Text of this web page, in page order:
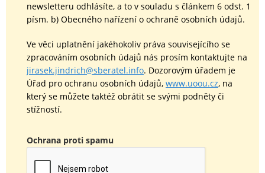
newsletteru odhlásíte, a to v souladu s článkem 6 odst. 1
písm. b) Obecného nařízení o ochraně osobních údajů.
Ve věci uplatnění jakéhokoliv práva souvisejícího se
zpracováním osobních údajů nás prosím kontaktujte na
jirasek.jindrich@sberatel.info. Dozorovým úřadem je
Úřad pro ochranu osobních údajů, www.uoou.cz, na
který se můžete taktéž obrátit se svými podněty či
stížností.
Ochrana proti spamu